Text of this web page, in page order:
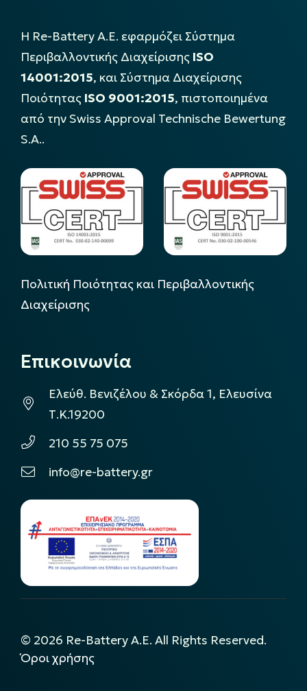
Η Re-Battery Α.Ε. εφαρμόζει Σύστημα
Περιβαλλοντικής Διαχείρισης ISO
14001:2015, και Σύστημα Διαχείρισης
Ποιότητας ISO 9001:2015, πιστοποιημένα
από την Swiss Approval Technische Bewertung
S.A..
Πολιτική Ποιότητας και Περιβαλλοντικής
Διαχείρισης
Επικοινωνία
Ελεύθ. Βενιζέλου & Σκόρδα 1, Ελευσίνα
Τ.Κ.19200
210 55 75 075
info@re-battery.gr
© 2026 Re-Battery A.E. All Rights Reserved.
Όροι χρήσης